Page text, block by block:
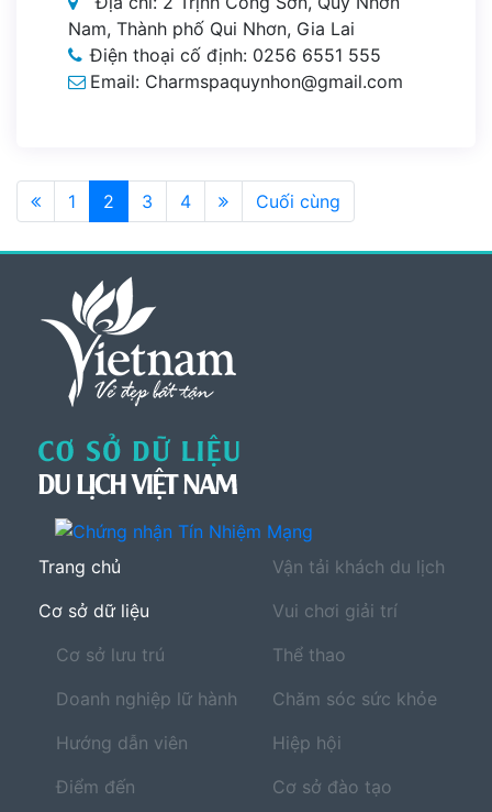
Nam, Thành phố Qui Nhơn, Gia Lai
Điện thoại cố định: 0256 6551 555
Email: Charmspaquynhon@gmail.com
1 2 3 4 Cuối cùng
Trang chủ
Cơ sở dữ liệu
Cơ sở lưu trú
Doanh nghiệp lữ hành
Hướng dẫn viên
Điểm đến
Vận tải khách du lịch
Vui chơi giải trí
Thể thao
Chăm sóc sức khỏe
Hiệp hội
Cơ sở đào tạo